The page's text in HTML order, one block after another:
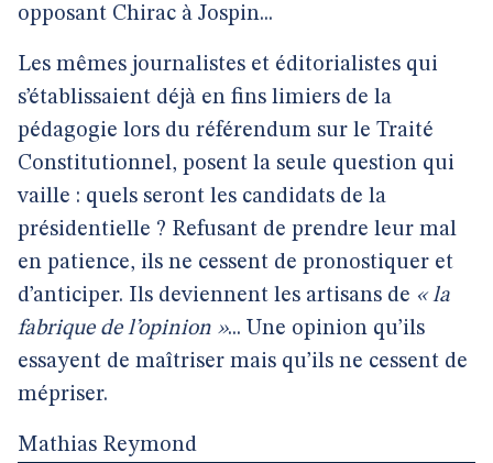
opposant Chirac à Jospin...
Les mêmes journalistes et éditorialistes qui
s’établissaient déjà en fins limiers de la
pédagogie lors du référendum sur le Traité
Constitutionnel, posent la seule question qui
vaille : quels seront les candidats de la
présidentielle ? Refusant de prendre leur mal
en patience, ils ne cessent de pronostiquer et
d’anticiper. Ils deviennent les artisans de « la
fabrique de l’opinion »... Une opinion qu’ils
essayent de maîtriser mais qu’ils ne cessent de
mépriser.
Mathias Reymond